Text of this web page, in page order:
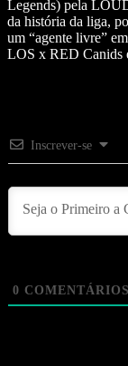
Legends) pela
da história da liga,
um “agente livre”
LOS x RED
Inscrever-se
0 COMENTÁRIOS